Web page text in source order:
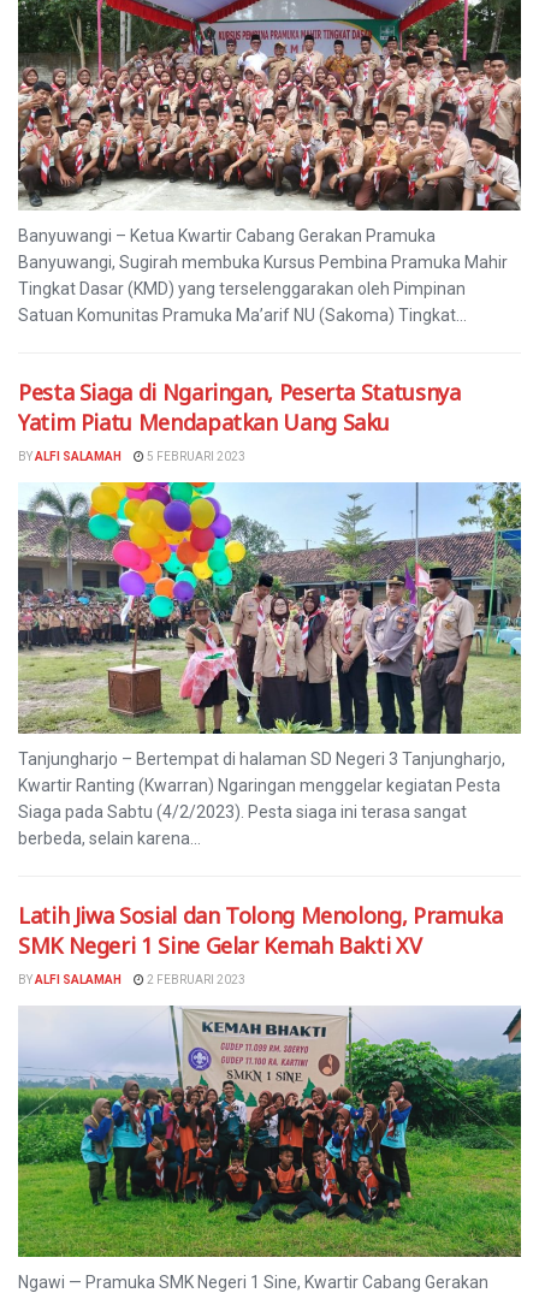
Banyuwangi – Ketua Kwartir Cabang Gerakan Pramuka
Banyuwangi, Sugirah membuka Kursus Pembina Pramuka Mahir
Tingkat Dasar (KMD) yang terselenggarakan oleh Pimpinan
Satuan Komunitas Pramuka Ma’arif NU (Sakoma) Tingkat...
Pesta Siaga di Ngaringan, Peserta Statusnya
Yatim Piatu Mendapatkan Uang Saku
BYALFI SALAMAH 5 FEBRUARI 2023
Tanjungharjo – Bertempat di halaman SD Negeri 3 Tanjungharjo,
Kwartir Ranting (Kwarran) Ngaringan menggelar kegiatan Pesta
Siaga pada Sabtu (4/2/2023). Pesta siaga ini terasa sangat
berbeda, selain karena...
Latih Jiwa Sosial dan Tolong Menolong, Pramuka
SMK Negeri 1 Sine Gelar Kemah Bakti XV
BYALFI SALAMAH 2 FEBRUARI 2023
Ngawi — Pramuka SMK Negeri 1 Sine, Kwartir Cabang Gerakan